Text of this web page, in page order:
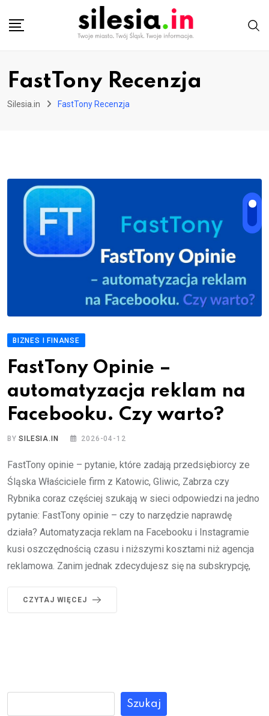
FastTony Recenzja
Silesia.in FastTony Recenzja
BIZNES I FINANSE
FastTony Opinie –
automatyzacja reklam na
Facebooku. Czy warto?
BYSILESIA.IN 2026-04-12
FastTony opinie – pytanie, które zadają przedsiębiorcy ze
Śląska Właściciele firm z Katowic, Gliwic, Zabrza czy
Rybnika coraz częściej szukają w sieci odpowiedzi na jedno
pytanie: FastTony opinie – czy to narzędzie naprawdę
działa? Automatyzacja reklam na Facebooku i Instagramie
kusi oszczędnością czasu i niższymi kosztami niż agencja
reklamowa. Zanim jednak zdecydujesz się na subskrypcję,
CZYTAJ WIĘCEJ
Szukaj